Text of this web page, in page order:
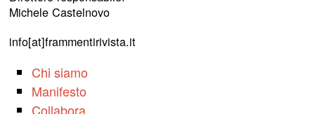
Michele Castelnovo
info[at]frammentirivista.it
Chi siamo
Manifesto
Collabora